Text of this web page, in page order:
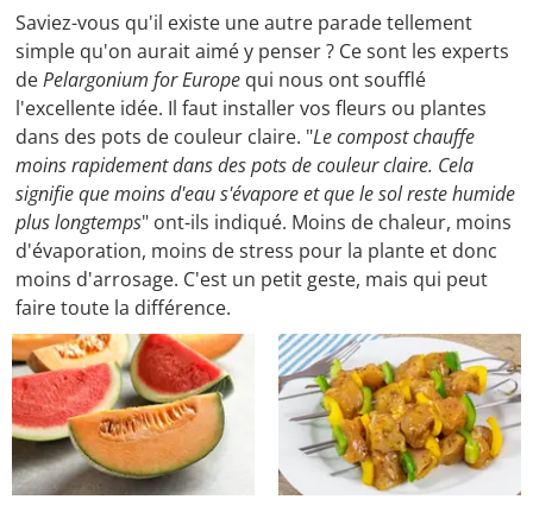
Saviez-vous qu'il existe une autre parade tellement
simple qu'on aurait aimé y penser ? Ce sont les experts
dePelargonium for Europequi nous ont soufflé
l'excellente idée. Il faut installer vos fleurs ou plantes
dans des pots de couleur claire. "Le compost chauffe
moins rapidement dans des pots de couleur claire. Cela
signifie que moins d'eau s'évapore et que le sol reste humide
plus longtemps" ont-ils indiqué. Moins de chaleur, moins
d'évaporation, moins de stress pour la plante et donc
moins d'arrosage. C'est un petit geste, mais qui peut
faire toute la différence.